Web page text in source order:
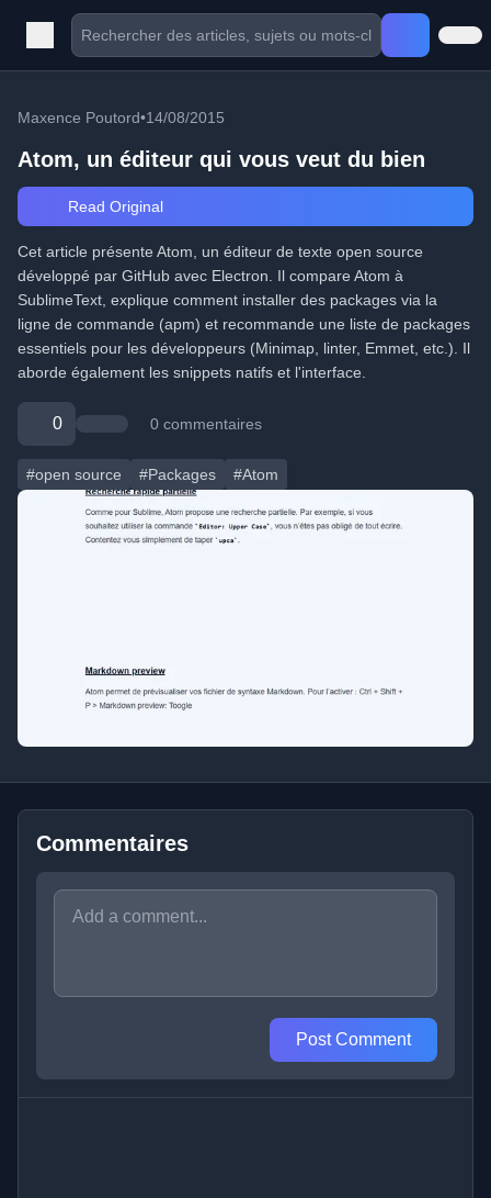
Maxence Poutord•14/08/2015
Atom, un éditeur qui vous veut du bien
Read Original
Cet article présente Atom, un éditeur de texte open source
développé par GitHub avec Electron. Il compare Atom à
SublimeText, explique comment installer des packages via la
ligne de commande (apm) et recommande une liste de packages
essentiels pour les développeurs (Minimap, linter, Emmet, etc.). Il
aborde également les snippets natifs et l'interface.
0 0 commentaires
#open source #Packages #Atom
Commentaires
Post Comment